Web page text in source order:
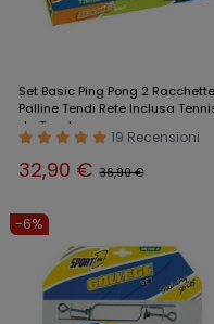
Set Basic Ping Pong 2
Palline Tendi Rete Inclusa
da Tavola
19 Recensioni
32,90 € 36,90 €
-6%